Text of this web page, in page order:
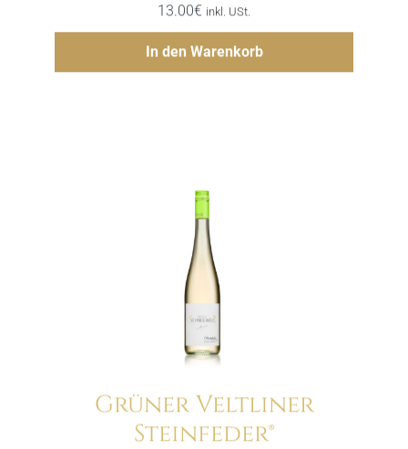
13.00€ inkl. USt.
In den Warenkorb
Hinzufügen
Grüner Veltliner
Steinfeder®